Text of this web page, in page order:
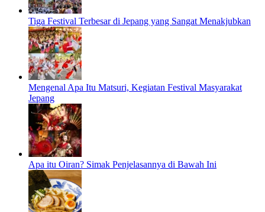
Tiga Festival Terbesar di Jepang yang Sangat Menakjubkan
Mengenal Apa Itu Matsuri, Kegiatan Festival Masyarakat
Jepang
Apa itu Oiran? Simak Penjelasannya di Bawah Ini